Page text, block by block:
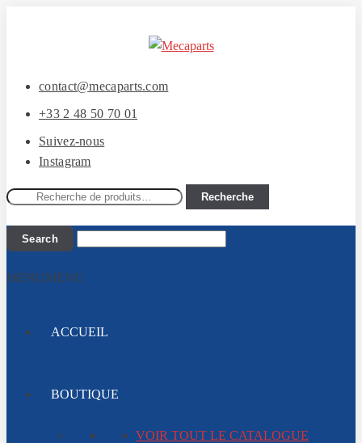
contenucontact@mecaparts.com
+33 2 48 50 70 01
Suivez-nous
Instagram
Recherche
Recherche
MENUMENU
ACCUEIL
BOUTIQUE
VOIR TOUT LE CATALOGUE